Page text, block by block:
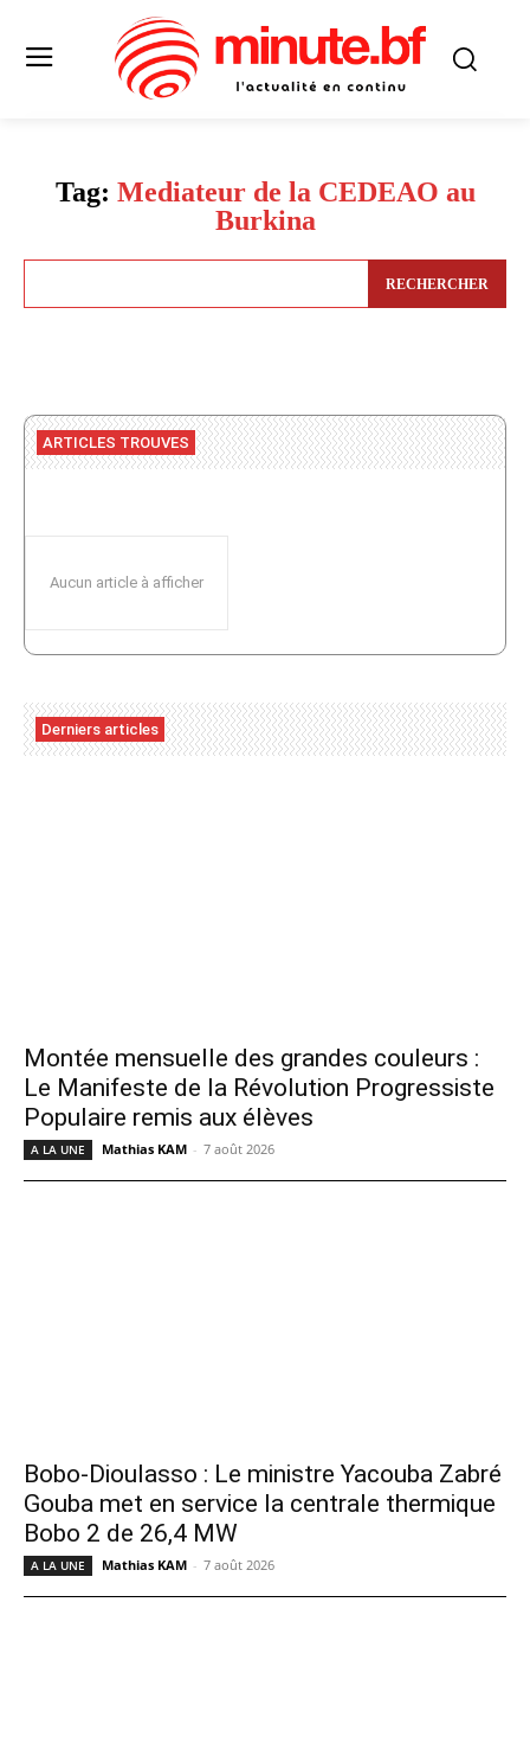
Tag: Mediateur de la CEDEAO au
Burkina
RECHERCHER
ARTICLES TROUVES
Aucun article à afficher
Derniers articles
Montée mensuelle des grandes couleurs :
Le Manifeste de la Révolution Progressiste
Populaire remis aux élèves
A LA UNE Mathias KAM - 7 août 2026
Bobo-Dioulasso : Le ministre Yacouba Zabré
Gouba met en service la centrale thermique
Bobo 2 de 26,4 MW
A LA UNE Mathias KAM - 7 août 2026